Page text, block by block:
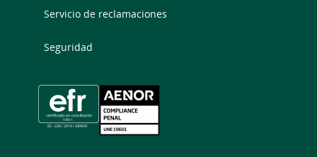
Servicio de reclamaciones
Seguridad